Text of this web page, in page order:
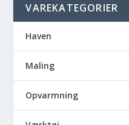
VAREKATEGORIER
Haven
Maling
Opvarmning